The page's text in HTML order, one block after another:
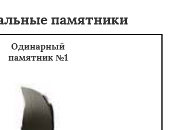
памятники
Одинарный
памятник №1